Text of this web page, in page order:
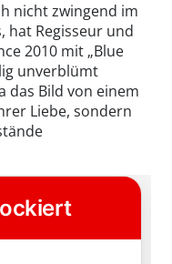
nicht zwingend im
hat Regisseur und
2010 mit „Blue
unverblümt
das Bild von einem
Liebe, sondern